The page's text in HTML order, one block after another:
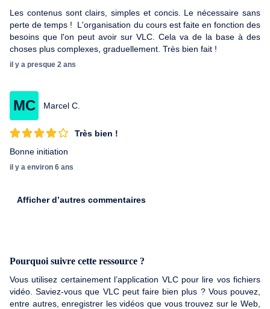
Les contenus sont clairs, simples et concis. Le nécessaire sans
perte de temps ! L'organisation du cours est faite en fonction des
besoins que l'on peut avoir sur VLC. Cela va de la base à des
choses plus complexes, graduellement. Très bien fait !
il y a presque 2 ans
MC Marcel C.
Très bien !
Bonne initiation
il y a environ 6 ans
Afficher d’autres commentaires
Pourquoi suivre cette ressource ?
Vous utilisez certainement l’application VLC pour lire vos fichiers
vidéo. Saviez-vous que VLC peut faire bien plus ? Vous pouvez,
entre autres, enregistrer les vidéos que vous trouvez sur le Web,